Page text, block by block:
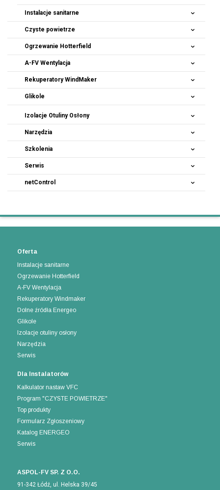
Instalacje sanitarne
Czyste powietrze
Ogrzewanie Hotterfield
A-FV Wentylacja
RekuperatoryWindMaker
Glikole
Izolacje Otuliny Osłony
Narzędzia
Szkolenia
Serwis
netControl
Oferta
Instalacje sanitarne
Ogrzewanie Hotterfield
A-FV Wentylacja
Rekuperatory Windmaker
Dolne źródła Energeo
Glikole
Izolacje otuliny osłony
Narzędzia
Serwis
Dla Instalatorów
Kalkulator nastaw VFC
Program "CZYSTE POWIETRZE"
Top produkty
Formularz Zgłoszeniowy
Katalog ENERGEO
Serwis
ASPOL-FV SP. Z O.O.
91-342 Łódź, ul. Helska 39/45